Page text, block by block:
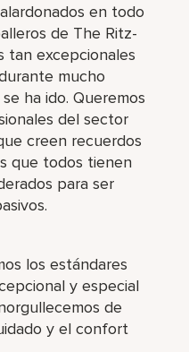
en todo
de The Ritz-
tan excepcionales
mucho
ha ido. Queremos
del sector
creen recuerdos
que todos tienen
para ser
los estándares
y especial
de
y el confort